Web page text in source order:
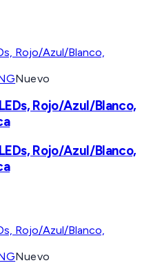
Nuevo
Rojo/Azul/Blanco,
Rojo/Azul/Blanco,
Nuevo